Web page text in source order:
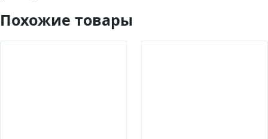
Похожие товары